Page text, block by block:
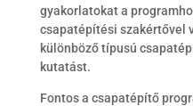
gyakorlatokat a
csapatépítési szakértővel
különböző típusú
kutatást.
Fontos a csapatépítő